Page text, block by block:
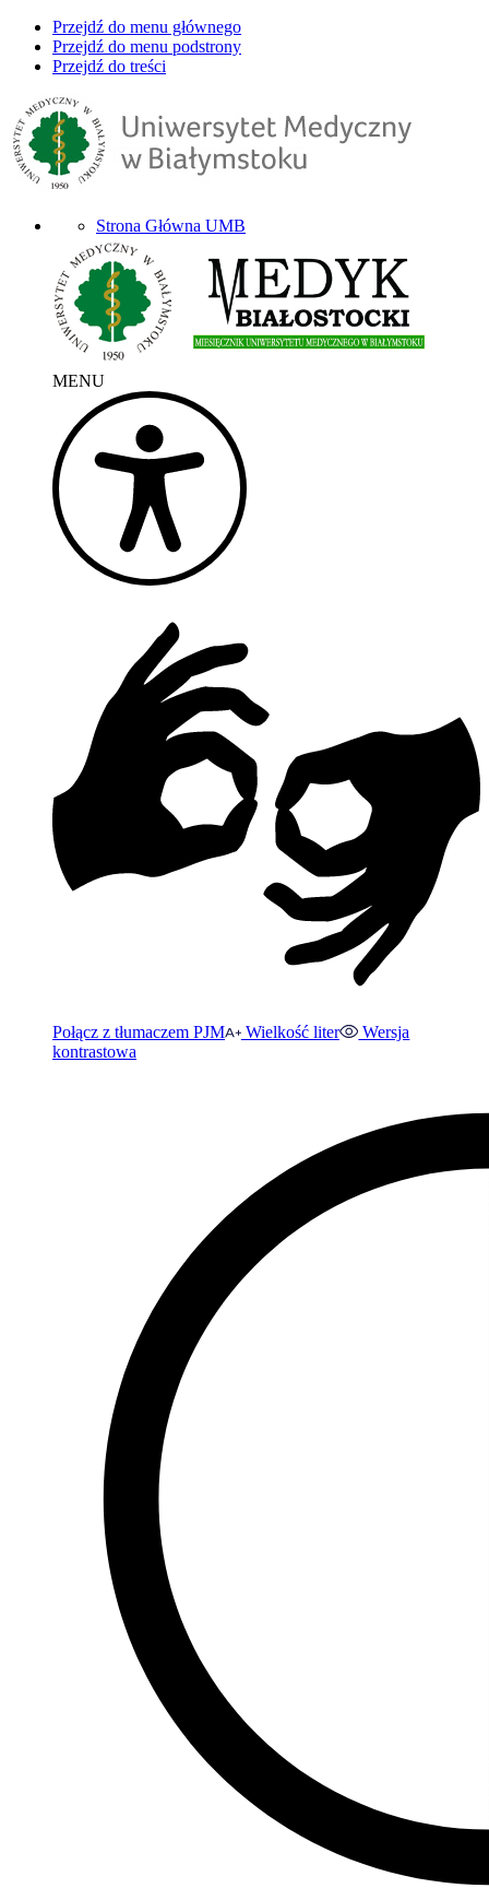
Przejdź do menu głównego
Przejdź do menu podstrony
Przejdź do treści
Strona Główna UMB
MENU
Połącz z tłumaczem PJM Wielkość liter
Wersja
kontrastowa